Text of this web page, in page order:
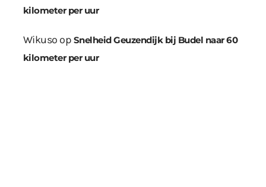
kilometer per uur
Wikuso op Snelheid Geuzendijk bij Budel naar 60
kilometer per uur